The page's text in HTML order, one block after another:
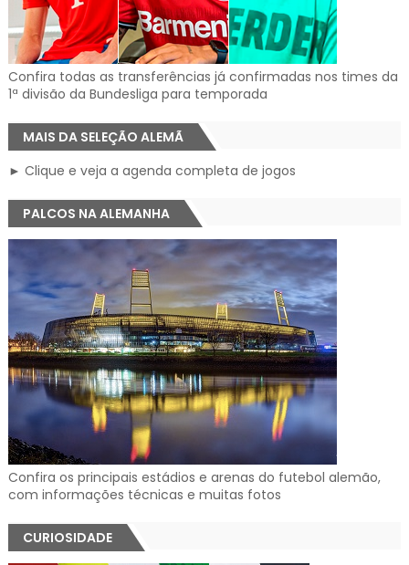
Confira todas as transferências já confirmadas nos times da
1ª divisão da Bundesliga para temporada
MAIS DA SELEÇÃO ALEMÃ
► Clique e veja a agenda completa de jogos
PALCOS NA ALEMANHA
Confira os principais estádios e arenas do futebol alemão,
com informações técnicas e muitas fotos
CURIOSIDADE